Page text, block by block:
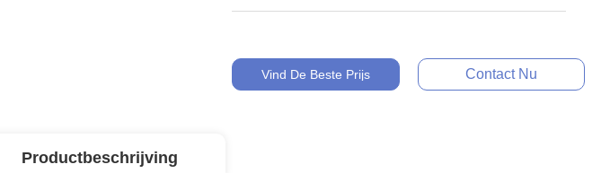
Vind De Beste Prijs Contact Nu
Productbeschrijving